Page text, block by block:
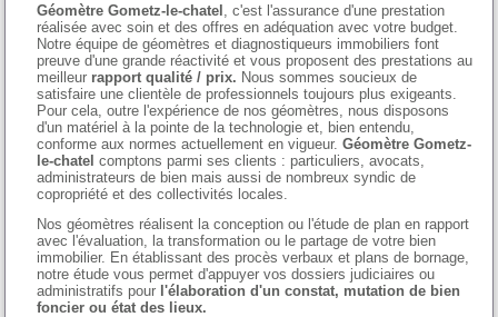
Géomètre Gometz-le-chatel , c'est l'assurance d'une prestation
réalisée avec soin et des offres en adéquation avec votre budget.
Notre équipe de géomètres et diagnostiqueurs immobiliers font
preuve d'une grande réactivité et vous proposent des prestations au
meilleur rapport qualité / prix. Nous sommes soucieux de
satisfaire une clientèle de professionnels toujours plus exigeants.
Pour cela, outre l'expérience de nos géomètres, nous disposons
d'un matériel à la pointe de la technologie et, bien entendu,
conforme aux normes actuellement en vigueur.Géomètre Gometz-
le-chatel comptons parmi ses clients : particuliers, avocats,
administrateurs de bien mais aussi de nombreux syndic de
copropriété et des collectivités locales.
Nos géomètres réalisent la conception ou l'étude de plan en rapport
avec l'évaluation, la transformation ou le partage de votre bien
immobilier. En établissant des procès verbaux et plans de bornage,
notre étude vous permet d'appuyer vos dossiers judiciaires ou
administratifs pour l'élaboration d'un constat, mutation de bien
foncier ou état des lieux.